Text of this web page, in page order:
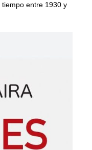
entre 1930 y